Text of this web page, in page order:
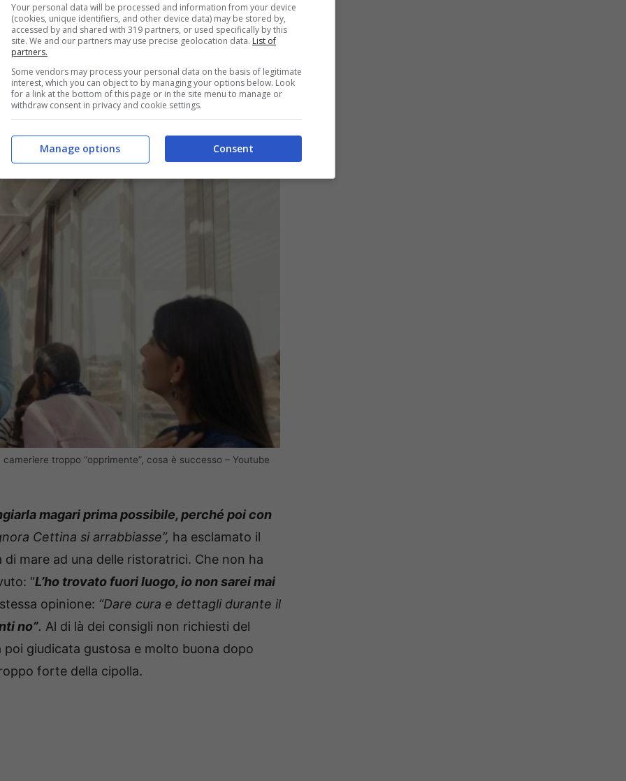
si avvicina al tavolo per accertarsi che tutto
a che punto, però, un cameriere può
Se lo sono chiesti i protagonisti di
puntata,il cameriere ha dato un consiglio
più che buone, ma il suo comportamento
troppo “opprimente”, cosa è successo – Youtube
magari prima possibile, perché poi con
Cettina si arrabbiasse”, ha esclamato il
mare ad una delle ristoratrici. Che non ha
“L’ho trovato fuori luogo, io non sarei mai
opinione: “Dare cura e dettagli durante il
no”. Al di là dei consigli non richiesti del
giudicata gustosa e molto buona dopo
forte della cipolla.
Your personal data will be processed and information from your device
(cookies, unique identifiers, and other device data) may be stored by,
accessed by and shared with 319 partners, or used specifically by this
site. We and our partners may use precise geolocation data. List of
partners.
Some vendors may process your personal data on the basis of legitimate
interest, which you can object to by managing your options below. Look
for a link at the bottom of this page or in the site menu to manage or
withdraw consent in privacy and cookie settings.
Consent
Manage options